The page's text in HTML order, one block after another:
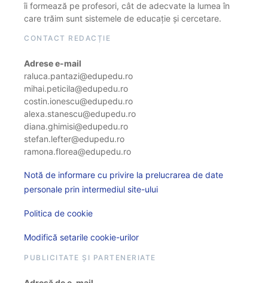
îi formează pe profesori, cât de adecvate la lumea în
care trăim sunt sistemele de educație și cercetare.
CONTACT REDACȚIE
Adrese e-mail
raluca.pantazi@edupedu.ro
mihai.peticila@edupedu.ro
costin.ionescu@edupedu.ro
alexa.stanescu@edupedu.ro
diana.ghimisi@edupedu.ro
stefan.lefter@edupedu.ro
ramona.florea@edupedu.ro
Notă de informare cu privire la prelucrarea de date
personale prin intermediul site-ului
Politica de cookie
Modifică setarile cookie-urilor
PUBLICITATE ȘI PARTENERIATE